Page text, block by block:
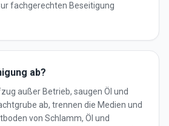
fachgerechten Beseitigung
ab?
außer Betrieb, saugen Öl und
ab, trennen die Medien und
von Schlamm, Öl und